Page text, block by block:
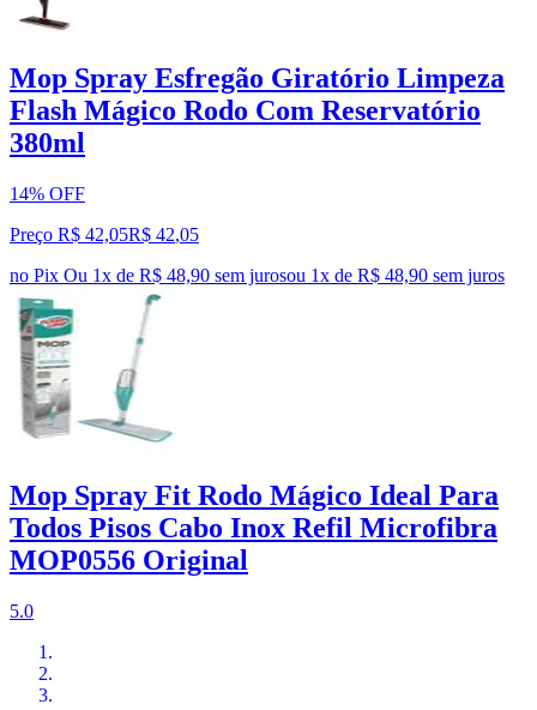
Mop Spray Esfregão Giratório Limpeza
Flash Mágico Rodo Com Reservatório
380ml
14% OFF
Preço R$ 42,05R$ 42,05
no Pix Ou 1x de R$ 48,90 sem jurosou 1x de R$ 48,90 sem juros
Mop Spray Fit Rodo Mágico Ideal Para
Todos Pisos Cabo Inox Refil Microfibra
MOP0556 Original
5.0